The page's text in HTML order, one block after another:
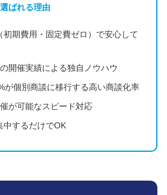
ばれる理由
初期費用・固定費ゼロ）で安心して
開催実績による独自ノウハウ
が個別商談に移行する高い商談化率
が可能なスピード対応
中するだけでOK